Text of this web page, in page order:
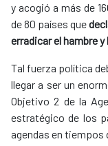
y acogió a más de
de 80 países que
erradicar el hambre
Tal fuerza política
llegar a ser un
Objetivo 2 de la
estratégico de los
agendas en tiempos